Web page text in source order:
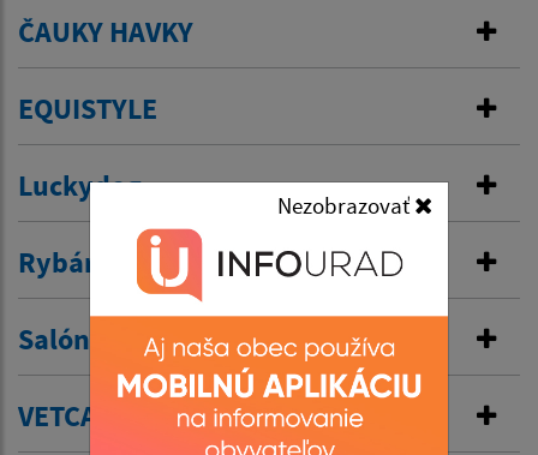
Nezobrazovať
ČAUKY HAVKY
EQUISTYLE
Luckydog
Rybárstvo – Chovateľstvo
Salón PUPI
VETCARE, s.r.o.